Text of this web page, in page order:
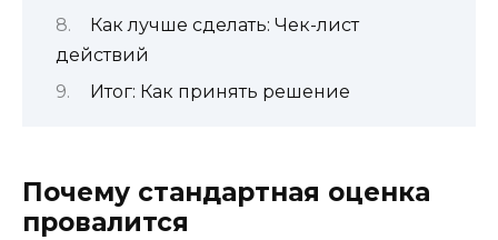
Как лучше сделать: Чек-лист
действий
Итог: Как принять решение
Почему стандартная оценка
провалится